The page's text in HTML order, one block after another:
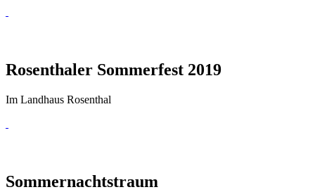
Rosenthaler Sommerfest 2019
Im Landhaus Rosenthal
Sommernachtstraum